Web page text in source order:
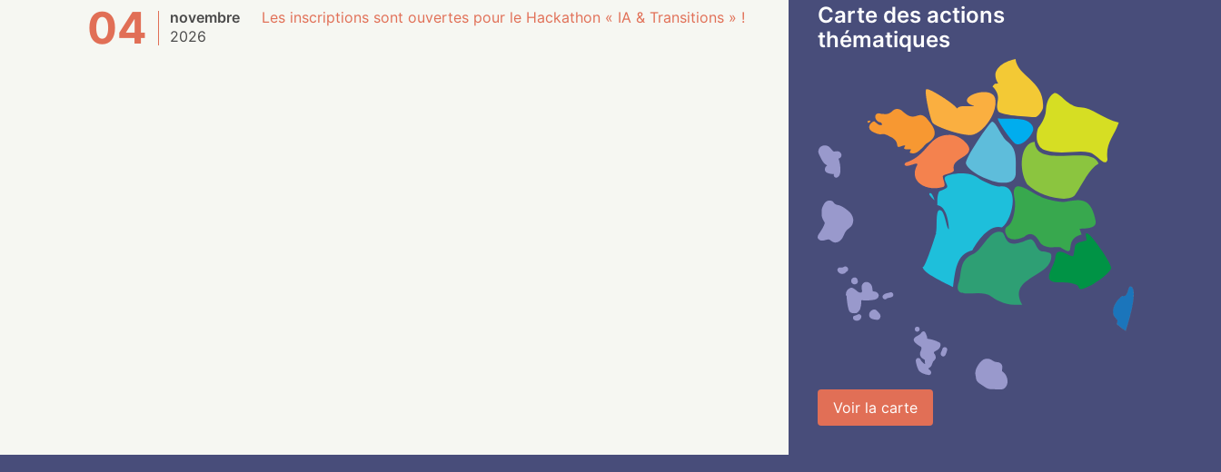
04
novembre
2026
Les inscriptions sont ouvertes pour le Hackathon « IA & Transitions » !
Carte des actions
thématiques
Voir la carte